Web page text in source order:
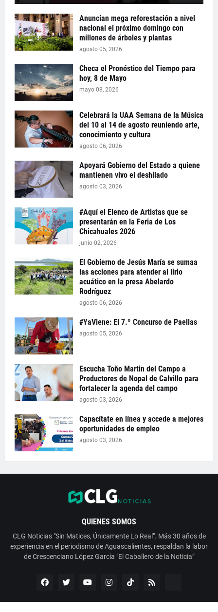
Anuncian mega reforestación a nivel
nacional el próximo domingo con
millones de árboles y plantas
agosto 05, 2026
Checa el Pronóstico del Tiempo para
hoy, 8 de Mayo
mayo 08, 2026
Celebrará la UAA Semana de la Música
del 10 al 14 de agosto reuniendo arte,
conocimiento y cultura
agosto 06, 2026
Apoyará Gobierno del Estado a quiene
mantienen vivo el deshilado
agosto 03, 2026
#Aquí el Elenco de Artistas que se
presentarán en la Feria de Los
Chicahuales 2026
junio 02, 2026
El Gobierno de Jesús María se sumaa
las acciones para atender al lirio
acuático en la presa Abelardo
Rodríguez
agosto 06, 2026
#YaViene: El 7.º Concurso de Paellas
agosto 05, 2026
Escucha Toño Martin del Campo a
Productores de Nopal de Calvillo para
fortalecer la agenda del campo
agosto 03, 2026
Capacítate en línea y accede a mejores
oportunidades de empleo
agosto 03, 2026
QUIENES SOMOS
CLG Noticias "Sin Matices, Únicamente Lo Real". Más 30 años de
experiencia en el periodismo de Aguascalientes, respaldan la labor
de Crescenciano López García "El Caballero de la Noticia”